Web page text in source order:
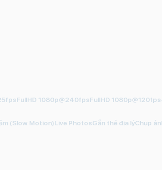
1080p@240fpsFullHD
(Slow Motion)Live PhotosGắn thẻ địa lýChụp